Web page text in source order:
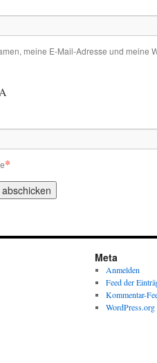
meine E-Mail-Adresse und meine
*
Meta
Anmelden
Feed der
Kommentar-
WordPress.org